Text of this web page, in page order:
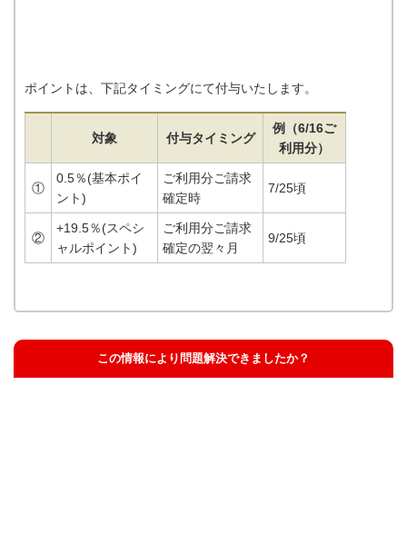
ポイントは、下記タイミングにて付与いたします。
対象 付与タイミング
例（6/16ご
利用分）
①
0.5％(基本ポイ
ント)
ご利用分ご請求
確定時
7/25頃
②
+19.5％(スペシ
ャルポイント)
ご利用分ご請求
確定の翌々月
9/25頃
この情報により問題解決できましたか？